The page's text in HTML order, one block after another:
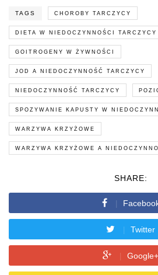
TAGS CHOROBY TARCZYCY
DIETA W NIEDOCZYNNOŚCI TARCZYCY
GOITROGENY W ŻYWNOŚCI
JOD A NIEDOCZYNNOŚĆ TARCZYCY
NIEDOCZYNNOŚĆ TARCZYCY
SPOZYWANIE KAPUSTY W
WARZYWA KRZYŻOWE
WARZYWA KRZYŻOWE A
SHARE:
Twitter
Google+